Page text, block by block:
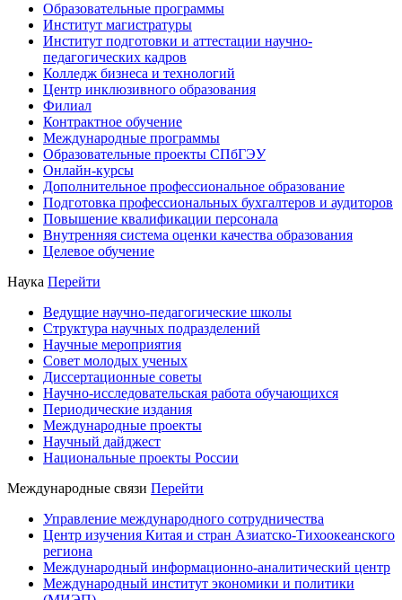
Образовательные программы
Институт магистратуры
Институт подготовки и аттестации научно-
педагогических кадров
Колледж бизнеса и технологий
Центр инклюзивного образования
Филиал
Контрактное обучение
Международные программы
Образовательные проекты СПбГЭУ
Онлайн-курсы
Дополнительное профессиональное образование
Подготовка профессиональных бухгалтеров и аудиторов
Повышение квалификации персонала
Внутренняя система оценки качества образования
Целевое обучение
Наука Перейти
Ведущие научно-педагогические школы
Структура научных подразделений
Научные мероприятия
Совет молодых ученых
Диссертационные советы
Научно-исследовательская работа обучающихся
Периодические издания
Международные проекты
Научный дайджест
Национальные проекты России
Международные связи Перейти
Управление международного сотрудничества
Центр изучения Китая и стран Азиатско-Тихоокеанского
региона
Международный информационно-аналитический центр
Международный институт экономики и политики